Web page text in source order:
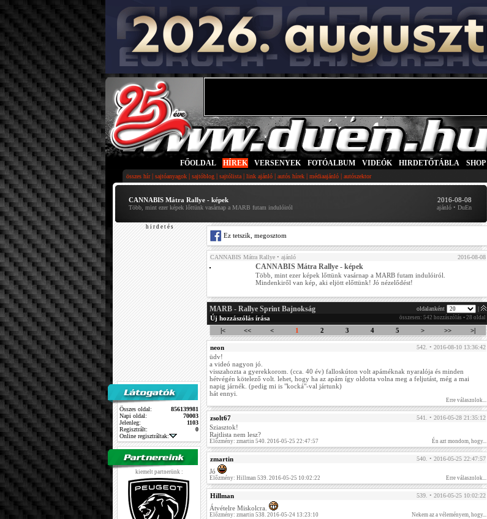
FŐOLDAL HÍREK VERSENYEK FOTÓALBUM VIDEÓK HIRDETŐTÁBLA SHOP
összes hír| sajtóanyagok | sajtóblog | sajtólista | link ajánló | autós hírek | médiaajánló | autószektor
CANNABIS Mátra Rallye - képek
Több, mint ezer képek lőttünk vasárnap a MARB futam indulóiról
2016-08-08
ajánló • DuEn
h i r d e t é s
Összes oldal:
856139981
Napi oldal:
70003
Jelenleg:
1103
Regisztrált:
0
Online regisztráltak:
kiemelt partnerünk :
Ez tetszik, megosztom
CANNABIS Mátra Rallye • ajánló 2016-08-08
CANNABIS Mátra Rallye - képek
Több, mint ezer képek lőttünk vasárnap a MARB futam indulóiról.
Mindenkiről van kép, aki eljött előttünk! Jó nézelődést!
MARB - Rallye Sprint Bajnokság oldalanként
Új hozzászólás írása összesen: 542 hozzászólás • 28 oldal
|< << < 1 2 3 4 5 > >> >|
neon 542. • 2016-08-10 13:36:42
üdv!
a videó nagyon jó.
visszahozta a gyerekkorom. (cca. 40 év) falloskúton volt apáméknak nyaralója és minden
hétvégén kötelező volt. lehet, hogy ha az apám így oldotta volna meg a feljutást, még a mai
napig járnék. (pedig mi is "kocká"-val jártunk)
hát ennyi.
Erre válaszolok...
zsolt67 541. • 2016-05-28 21:35:12
Sziasztok!
Rajtlista nem lesz?
Előzmény: zmartin 540. 2016-05-25 22:47:57 Én azt mondom, hogy...
zmartin 540. • 2016-05-25 22:47:57
Jó
Előzmény: Hillman 539. 2016-05-25 10:02:22 Erre válaszolok...
Hillman 539. • 2016-05-25 10:02:22
Átvételre Miskolcra.
Előzmény: zmartin 538. 2016-05-24 13:23:10 Nekem az a véleményem, hogy...